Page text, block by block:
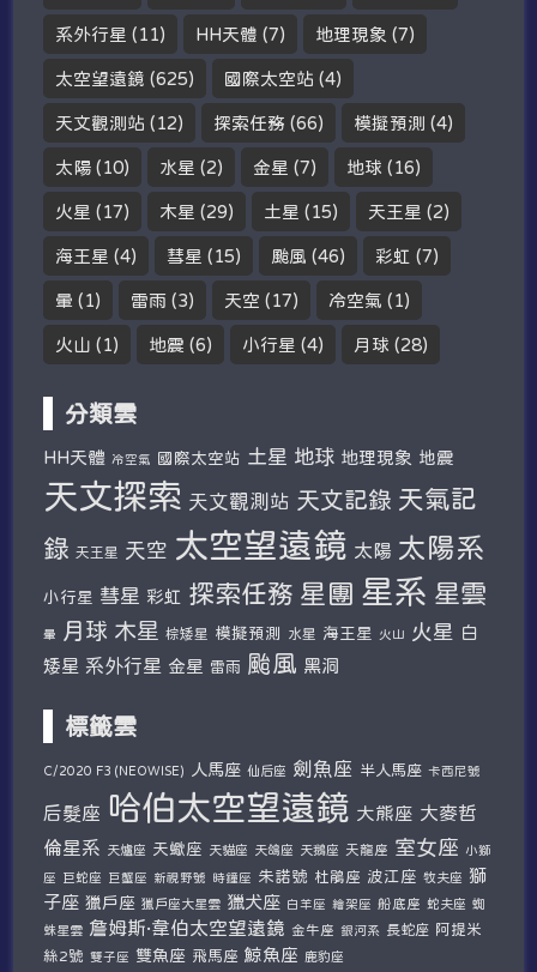
系外行星 (11) HH天體 (7) 地理現象 (7)
太空望遠鏡 (625) 國際太空站 (4)
天文觀測站 (12) 探索任務 (66) 模擬預測 (4)
太陽 (10) 水星 (2) 金星 (7) 地球 (16)
火星 (17) 木星 (29) 土星 (15) 天王星 (2)
海王星 (4) 彗星 (15) 颱風 (46) 彩虹 (7)
暈 (1) 雷雨 (3) 天空 (17) 冷空氣 (1)
火山 (1) 地震 (6) 小行星 (4) 月球 (28)
分類雲
HH天體 冷空氣 國際太空站 土星 地球 地理現象 地震
天文探索 天文觀測站 天文記錄 天氣記
錄 天王星 天空 太空望遠鏡 太陽 太陽系
小行星 彗星 彩虹 探索任務 星團 星系 星雲
暈 月球 木星 棕矮星 模擬預測 水星 海王星 火山 火星 白
矮星 系外行星 金星 雷雨 颱風 黑洞
標籤雲
C/2020 F3 (NEOWISE) 人馬座 仙后座 劍魚座 半人馬座 卡西尼號
后髮座 哈伯太空望遠鏡 大熊座 大麥哲
倫星系
天爐座 天蠍座 天貓座 天鴿座 天鵝座 天龍座 室女座 小獅
座 巨蛇座 巨蟹座 新視野號 時鐘座 朱諾號 杜鵑座 波江座 牧夫座
獅
子座 獵戶座 獵戶座大星雲 獵犬座 白羊座 繪架座 船底座 蛇夫座 蜘
蛛星雲 詹姆斯·韋伯太空望遠鏡 金牛座 銀河系 長蛇座 阿提米
絲2號
雙子座 雙魚座 飛馬座 鯨魚座 鹿豹座